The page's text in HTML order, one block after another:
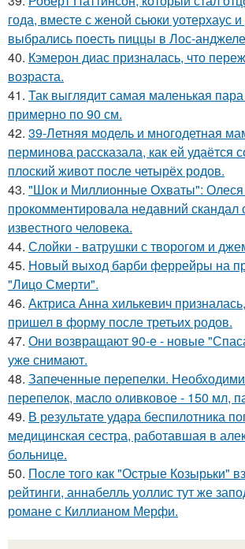
года, вместе с женой сьюки уотерхаус
выбрались поесть пиццы в Лос-
40. Кэмерон диас призналась, что
возраста.
41. Так выглядит самая маленькая
примерно по 90 см.
42. 39-Летняя модель и многодетная
перминова рассказала, как ей удаётся
плоский живот после четырёх родов.
43. "Шок и Миллионные Охваты": Олеся
прокомментировала недавний скандал
известного человека.
44. Слойки - ватрушки с творогом и
45. Новый выход барби феррейры на
"Лицо Смерти".
46. Актриса Анна хилькевич
пришел в форму после третьих родов.
47. Они возвращают 90-е - новые
уже снимают.
48. Запеченные перепелки.
перепелок, масло оливковое - 150 мл,
49. В результате удара беспилотника
медицинская сестра, работавшая в
больнице.
50. После того как "Острые Козырьки"
рейтинги, аннабелль уоллис тут же
романе с Киллианом Мерфи.